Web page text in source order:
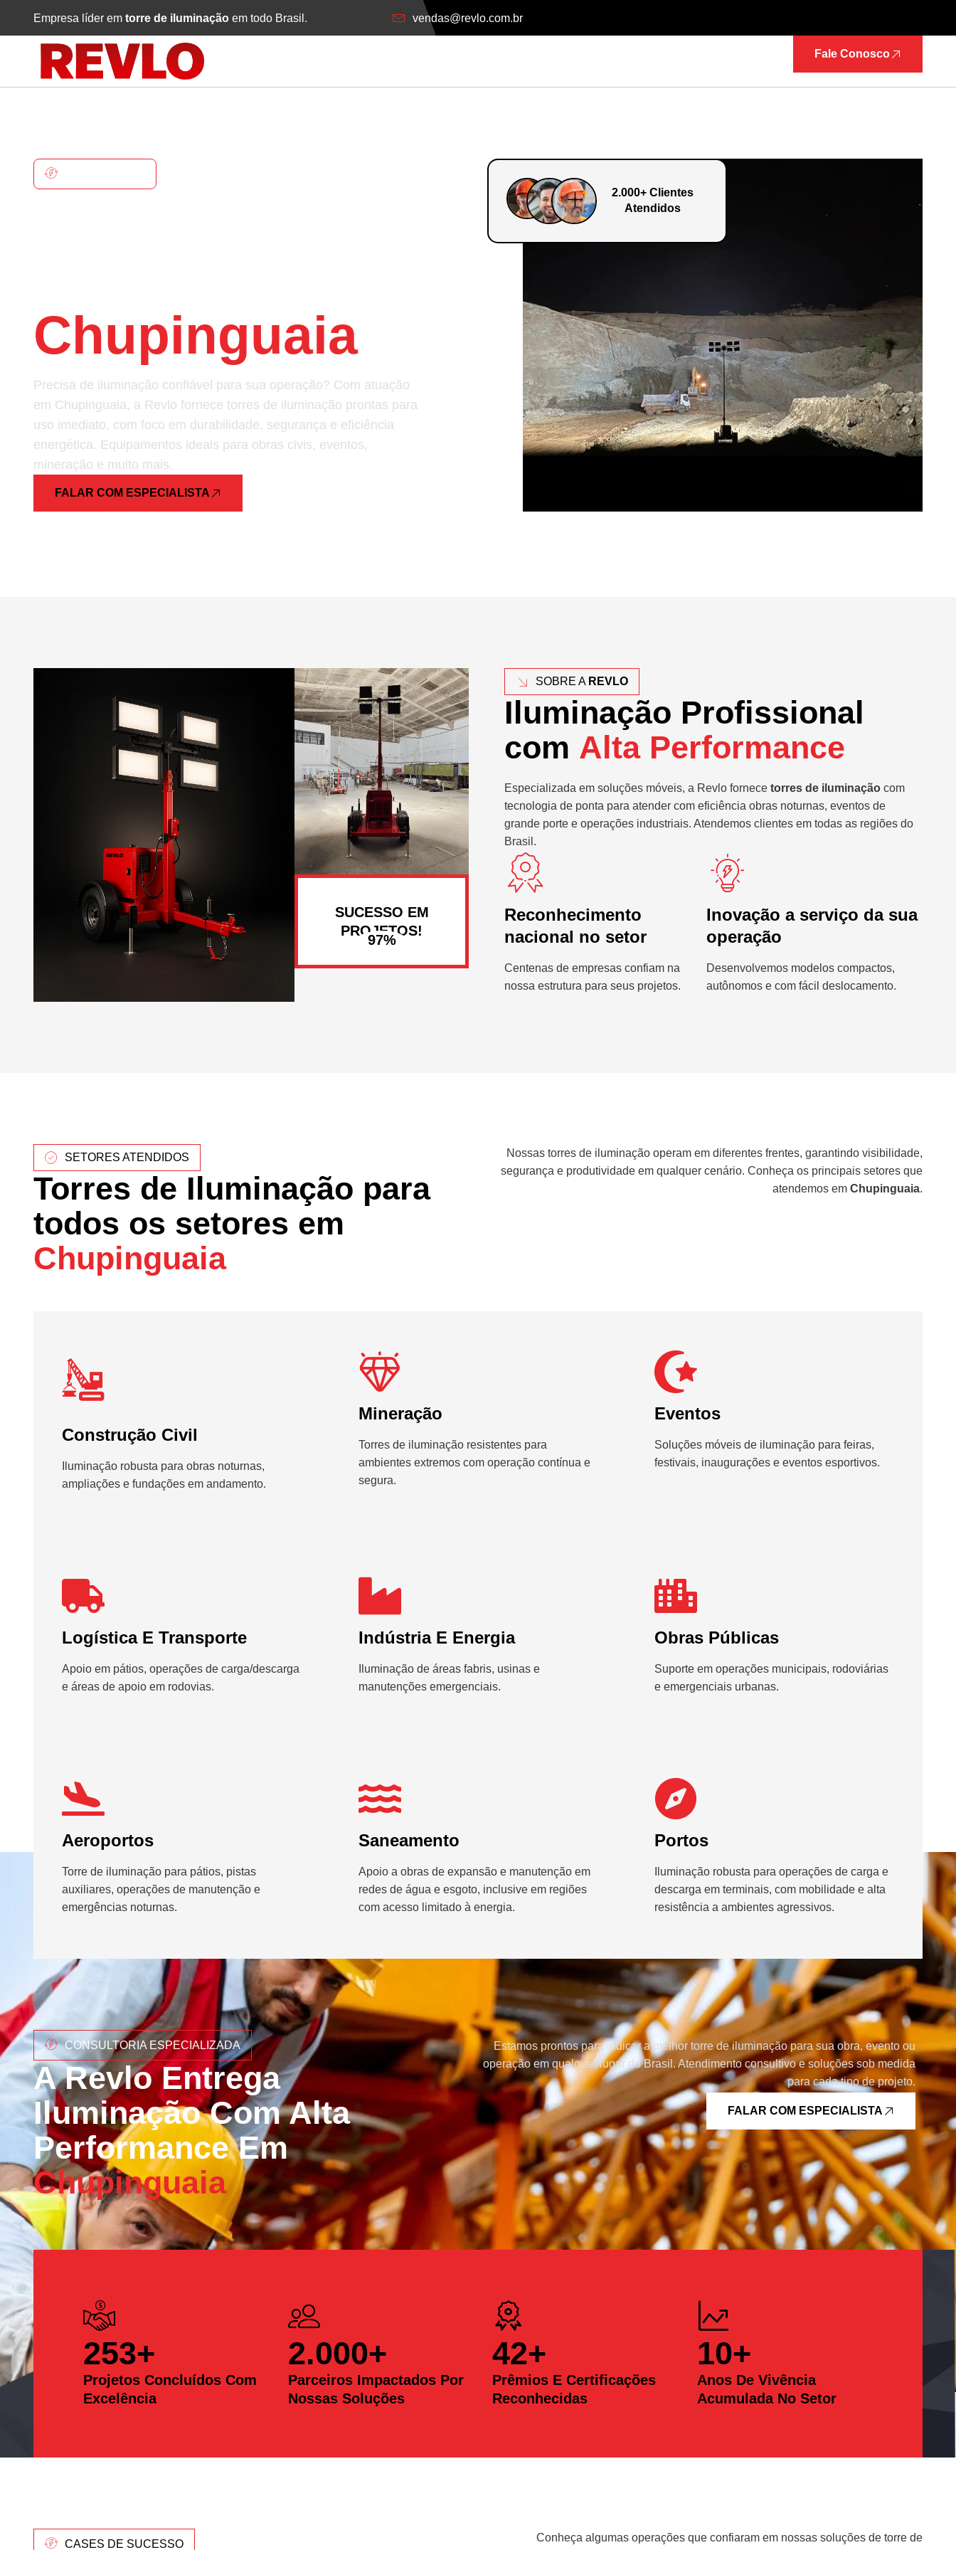
Empresa líder em torre de iluminação em todo Brasil. vendas@revlo.com.br
Fale Conosco
Chupinguaia
Precisa de iluminação confiável para sua operação? Com atuação
em Chupinguaia, a Revlo fornece torres de iluminação prontas para
uso imediato, com foco em durabilidade, segurança e eficiência
energética. Equipamentos ideais para obras civis, eventos,
mineração e muito mais.
FALAR COM ESPECIALISTA
2.000+ Clientes
Atendidos
SUCESSO EM
PROJETOS!
SOBRE A REVLO
Iluminação Profissional
com Alta Performance
Especializada em soluções móveis, a Revlo fornece torres de iluminação com
tecnologia de ponta para atender com eficiência obras noturnas, eventos de
grande porte e operações industriais. Atendemos clientes em todas as regiões do
Brasil.
Reconhecimento
nacional no setor
Centenas de empresas confiam na
nossa estrutura para seus projetos.
Inovação a serviço da sua
operação
Desenvolvemos modelos compactos,
autônomos e com fácil deslocamento.
SETORES ATENDIDOS
Torres de Iluminação para
todos os setores em
Chupinguaia
Nossas torres de iluminação operam em diferentes frentes, garantindo visibilidade,
segurança e produtividade em qualquer cenário. Conheça os principais setores que
atendemos em Chupinguaia.
Construção Civil
Iluminação robusta para obras noturnas,
ampliações e fundações em andamento.
Mineração
Torres de iluminação resistentes para
ambientes extremos com operação contínua e
segura.
Eventos
Soluções móveis de iluminação para feiras,
festivais, inaugurações e eventos esportivos.
Logística E Transporte
Apoio em pátios, operações de carga/descarga
e áreas de apoio em rodovias.
Indústria E Energia
Iluminação de áreas fabris, usinas e
manutenções emergenciais.
Obras Públicas
Suporte em operações municipais, rodoviárias
e emergenciais urbanas.
Aeroportos
Torre de iluminação para pátios, pistas
auxiliares, operações de manutenção e
emergências noturnas.
Saneamento
Apoio a obras de expansão e manutenção em
redes de água e esgoto, inclusive em regiões
com acesso limitado à energia.
Portos
Iluminação robusta para operações de carga e
descarga em terminais, com mobilidade e alta
resistência a ambientes agressivos.
CONSULTORIA ESPECIALIZADA
A Revlo Entrega
Iluminação Com Alta
Performance Em
Chupinguaia
Estamos prontos para indicar a melhor torre de iluminação para sua obra, evento ou
operação em qualquer lugar do Brasil. Atendimento consultivo e soluções sob medida
para cada tipo de projeto.
FALAR COM ESPECIALISTA
Projetos Concluídos Com
Excelência
253+
Parceiros Impactados Por
Nossas Soluções
2.000+
Prêmios E Certificações
Reconhecidas
42+
Anos De Vivência
Acumulada No Setor
10+
CASES DE SUCESSO
Conheça algumas operações que confiaram em nossas soluções de torre de